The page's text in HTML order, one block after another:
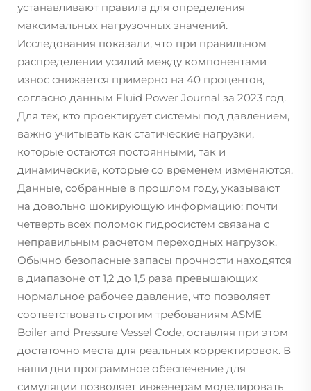
устанавливают правила для определения
максимальных нагрузочных значений.
Исследования показали, что при правильном
распределении усилий между компонентами
износ снижается примерно на 40 процентов,
согласно данным Fluid Power Journal за 2023 год.
Для тех, кто проектирует системы под давлением,
важно учитывать как статические нагрузки,
которые остаются постоянными, так и
динамические, которые со временем изменяются.
Данные, собранные в прошлом году, указывают
на довольно шокирующую информацию: почти
четверть всех поломок гидросистем связана с
неправильным расчетом переходных нагрузок.
Обычно безопасные запасы прочности находятся
в диапазоне от 1,2 до 1,5 раза превышающих
нормальное рабочее давление, что позволяет
соответствовать строгим требованиям ASME
Boiler and Pressure Vessel Code, оставляя при этом
достаточно места для реальных корректировок. В
наши дни программное обеспечение для
симуляции позволяет инженерам моделировать